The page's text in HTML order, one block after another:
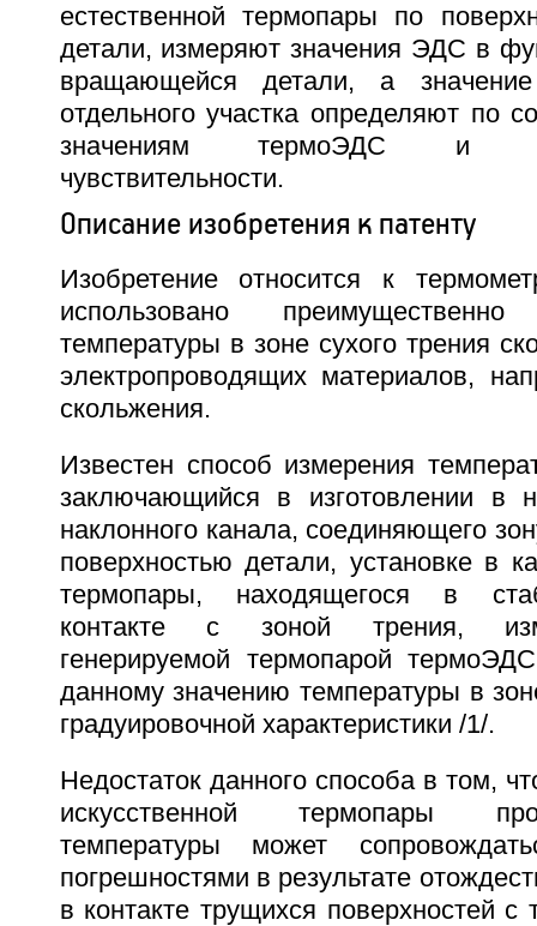
естественной термопары по
детали, измеряют значения ЭДС в
вращающейся детали, а
отдельного участка определяют по
значениям термоЭДС и
чувствительности.
Описание изобретения к патенту
Изобретение относится к
использовано
температуры в зоне сухого трения
электропроводящих материалов,
скольжения.
Известен способ измерения
заключающийся в изготовлении в
наклонного канала, соединяющего
поверхностью детали, установке в
термопары, находящегося в
контакте с зоной трения,
генерируемой термопарой
данному значению температуры в
градуировочной характеристики /1/.
Недостаток данного способа в том,
искусственной термопары
температуры может
погрешностями в результате
в контакте трущихся поверхностей с